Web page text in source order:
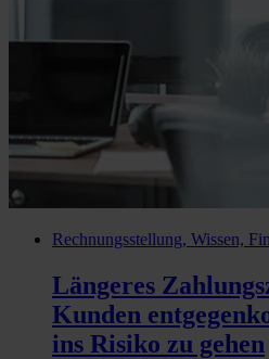
Rechnungsstellung, Wissen,
Längeres
Kunden
ins Risiko zu gehen